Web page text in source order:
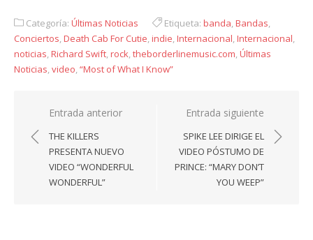
Categoría: Últimas Noticias Etiqueta: banda,Bandas,
Conciertos,Death Cab For Cutie,indie,Internacional,Internacional,
noticias,Richard Swift,rock,theborderlinemusic.com,Últimas
Noticias,video,“Most of What I Know”
Navegación
de
entradas
Entrada anterior
THE KILLERS
PRESENTA NUEVO
VIDEO “WONDERFUL
WONDERFUL”
Entrada siguiente
SPIKE LEE DIRIGE EL
VIDEO PÓSTUMO DE
PRINCE: “MARY DON’T
YOU WEEP”